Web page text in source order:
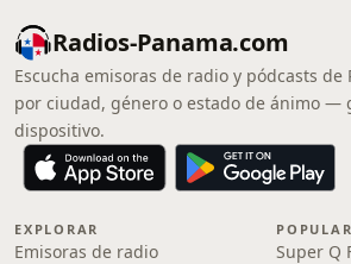
Radios-Panama.com
Escucha emisoras de radio y pódcasts de
por ciudad, género o estado de ánimo —
dispositivo.
EXPLORAR
Emisoras de radio
Super Q